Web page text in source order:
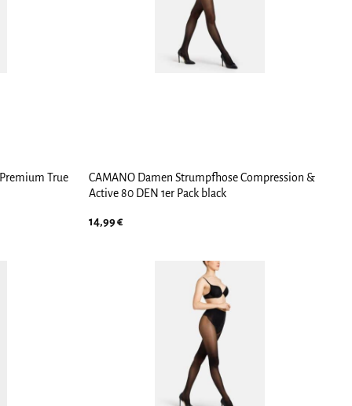
True
CAMANO Damen Strumpfhose Compression &
Active 80 DEN 1er Pack black
14,99€